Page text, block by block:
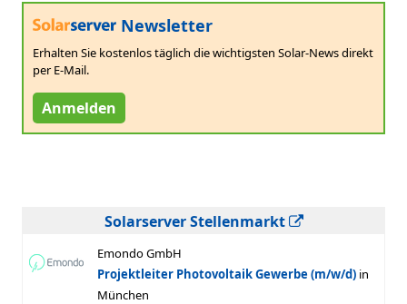
Newsletter
Erhalten Sie kostenlos täglich die wichtigsten Solar-News direkt
per E-Mail.
Anmelden
Solarserver Stellenmarkt